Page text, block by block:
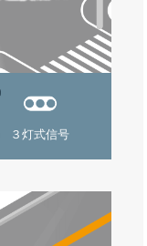
３灯式信号